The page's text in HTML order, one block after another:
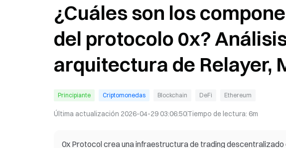
Análisis de la arquitectura de
Relayer, Mesh y API
¿Cuáles son los
del protocolo 0x?
arquitectura de Relayer,
Principiante Criptomonedas Blockchain DeFi Ethereum
Última actualización 2026-04-29 03:06:50Tiempo de lectura: 6m
0x Protocol crea una infraestructura de trading